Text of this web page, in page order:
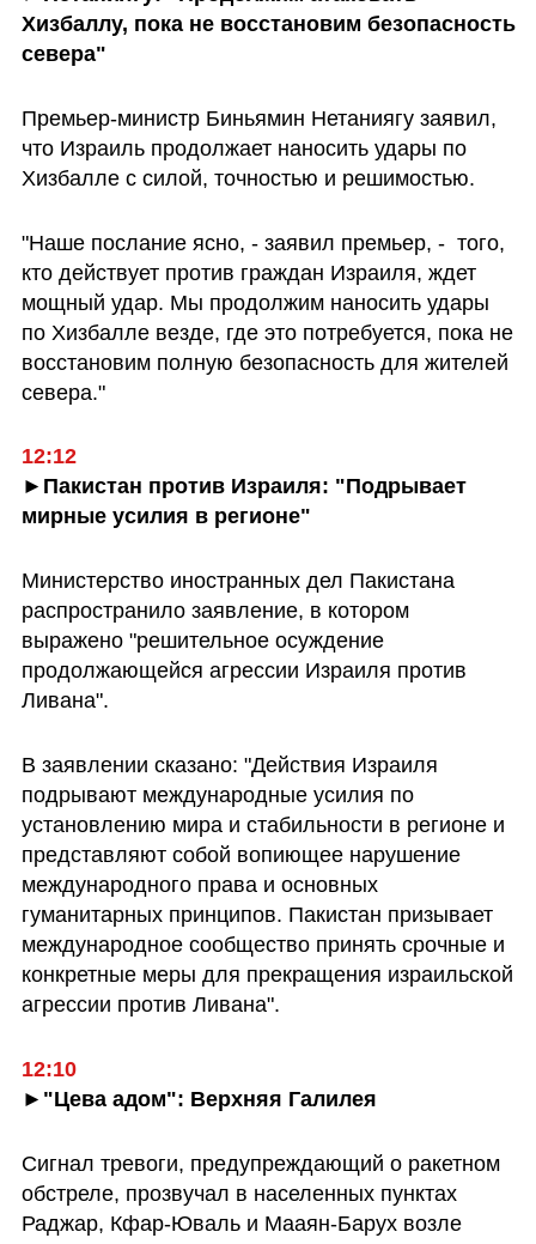
Хизбаллу, пока не восстановим безопасность
севера"
Премьер-министр Биньямин Нетаниягу заявил,
что Израиль продолжает наносить удары по
Хизбалле с силой, точностью и решимостью.
"Наше послание ясно, - заявил премьер, -  того,
кто действует против граждан Израиля, ждет
мощный удар. Мы продолжим наносить удары
по Хизбалле везде, где это потребуется, пока не
восстановим полную безопасность для жителей
севера."
12:12
►Пакистан против Израиля: "Подрывает
мирные усилия в регионе"
Министерство иностранных дел Пакистана
распространило заявление, в котором
выражено "решительное осуждение
продолжающейся агрессии Израиля против
Ливана".
В заявлении сказано: "Действия Израиля
подрывают международные усилия по
установлению мира и стабильности в регионе и
представляют собой вопиющее нарушение
международного права и основных
гуманитарных принципов. Пакистан призывает
международное сообщество принять срочные и
конкретные меры для прекращения израильской
агрессии против Ливана".
12:10
►"Цева адом": Верхняя Галилея
Сигнал тревоги, предупреждающий о ракетном
обстреле, прозвучал в населенных пунктах
Раджар, Кфар-Юваль и Мааян-Барух возле